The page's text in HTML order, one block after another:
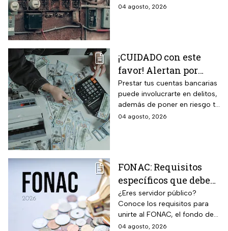
hay falla es totalmente
04 agosto, 2026
¡CUIDADO con este
favor! Alertan por
préstamo de cuentas
bancarias: razón por la
que debes decir que
Prestar tus cuentas bancarias
puede involucrarte en delitos,
además de poner en riesgo tu
patrimonio y situación legal;
04 agosto, 2026
FONAC: Requisitos
específicos que deben
cumplir los
trabajadores para
participar en él
¿Eres servidor público?
Conoce los requisitos para
unirte al FONAC, el fondo de
ahorro Capitalizable de los
04 agosto, 2026